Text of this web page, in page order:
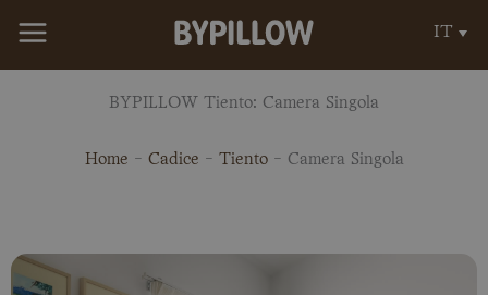
IT
BYPILLOW Tiento: Camera Singola
Home - Cadice - Tiento- Camera Singola